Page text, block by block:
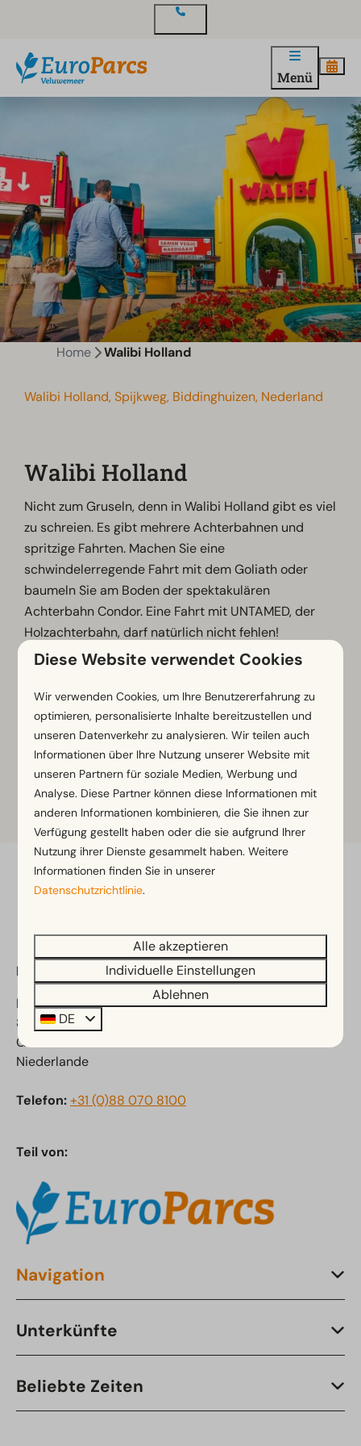
Menü
Home Walibi Holland
Walibi Holland, Spijkweg, Biddinghuizen, Nederland
Walibi Holland
Nicht zum Gruseln, denn in Walibi Holland gibt es viel
zu schreien. Es gibt mehrere Achterbahnen und
spritzige Fahrten. Machen Sie eine
schwindelerregende Fahrt mit dem Goliath oder
baumeln Sie am Boden der spektakulären
Achterbahn Condor. Eine Fahrt mit UNTAMED, der
Holzachterbahn, darf natürlich nicht fehlen!
Klicken Sie für weitere Informationen oder ermäßigte
Weitere Informationen
Tickets
Bezahl sicher
EuroParcs Veluwemeer
Randmeerweg 8
8071 SH Nunspeet
Gelderland
Niederlande
Telefon:+31 (0)88 070 8100
Teil von:
Navigation
Unterkünfte
Beliebte Zeiten
Diese Website verwendet Cookies
Wir verwenden Cookies, um Ihre Benutzererfahrung zu
optimieren, personalisierte Inhalte bereitzustellen und
unseren Datenverkehr zu analysieren. Wir teilen auch
Informationen über Ihre Nutzung unserer Website mit
unseren Partnern für soziale Medien, Werbung und
Analyse. Diese Partner können diese Informationen mit
anderen Informationen kombinieren, die Sie ihnen zur
Verfügung gestellt haben oder die sie aufgrund Ihrer
Nutzung ihrer Dienste gesammelt haben. Weitere
Informationen finden Sie in unserer
Datenschutzrichtlinie.
Alle akzeptieren
Individuelle Einstellungen
Ablehnen
DE